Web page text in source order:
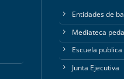
Entidades de
Mediateca
Escuela
Junta Ejecutiva